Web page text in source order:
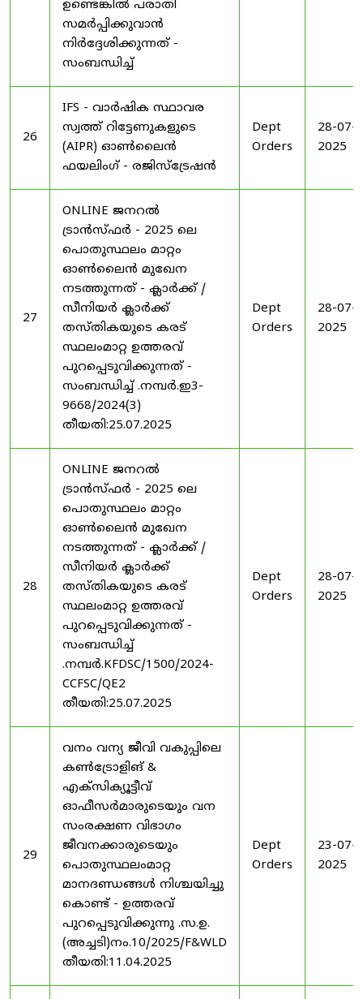
ഉണ്ടെങ്കിൽ പരാതി
സമർപ്പിക്കുവാൻ
നിർദ്ദേശിക്കുന്നത് -
സംബന്ധിച്ച്
26
IFS - വാർഷിക സ്ഥാവര
സ്വത്ത് റിട്ടേണുകളുടെ
(AIPR) ഓൺലൈൻ
ഫയലിംഗ് - രജിസ്ട്രേഷൻ
Dept
Orders
28-07-
2025
27
ONLINE ജനറൽ
ട്രാൻസ്ഫർ - 2025 ലെ
പൊതുസ്ഥലം മാറ്റം
ഓൺലൈൻ മുഖേന
നടത്തുന്നത് - ക്ലാർക്ക് /
സീനിയർ ക്ലാർക്ക്
തസ്തികയുടെ കരട്
സ്ഥലംമാറ്റ ഉത്തരവ്
പുറപ്പെടുവിക്കുന്നത് -
സംബന്ധിച്ച് .നമ്പർ.ഇ3-
9668/2024(3)
തീയതി:25.07.2025
Dept
Orders
28-07-
2025
28
ONLINE ജനറൽ
ട്രാൻസ്ഫർ - 2025 ലെ
പൊതുസ്ഥലം മാറ്റം
ഓൺലൈൻ മുഖേന
നടത്തുന്നത് - ക്ലാർക്ക് /
സീനിയർ ക്ലാർക്ക്
തസ്തികയുടെ കരട്
സ്ഥലംമാറ്റ ഉത്തരവ്
പുറപ്പെടുവിക്കുന്നത് -
സംബന്ധിച്ച്
.നമ്പർ.KFDSC/1500/2024-
CCFSC/QE2
തീയതി:25.07.2025
Dept
Orders
28-07-
2025
29
വനം വന്യ ജീവി വകുപ്പിലെ
കൺട്രോളിങ് &
എക്സിക്യൂട്ടീവ്
ഓഫീസർമാരുടെയും വന
സംരക്ഷണ വിഭാഗം
ജീവനക്കാരുടെയും
പൊതുസ്ഥലംമാറ്റ
മാനദണ്ഡങ്ങൾ നിശ്ചയിച്ചു
കൊണ്ട് - ഉത്തരവ്
പുറപ്പെടുവിക്കുന്നു .സ.ഉ.
(അച്ചടി)നം.10/2025/F&WLD
തീയതി:11.04.2025
Dept
Orders
23-07-
2025